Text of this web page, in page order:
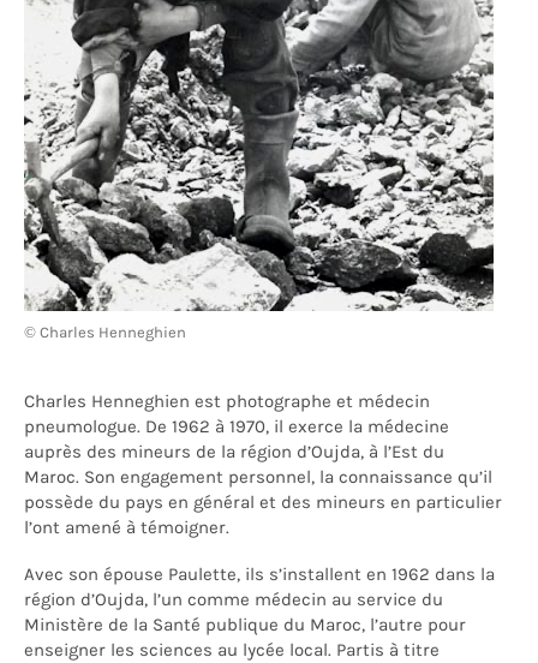
© Charles Henneghien
Charles Henneghien est photographe et médecin
pneumologue. De 1962 à 1970, il exerce la médecine
auprès des mineurs de la région d’Oujda, à l’Est du
Maroc. Son engagement personnel, la connaissance qu’il
possède du pays en général et des mineurs en particulier
l’ont amené à témoigner.
Avec son épouse Paulette, ils s’installent en 1962 dans la
région d’Oujda, l’un comme médecin au service du
Ministère de la Santé publique du Maroc, l’autre pour
enseigner les sciences au lycée local. Partis à titre